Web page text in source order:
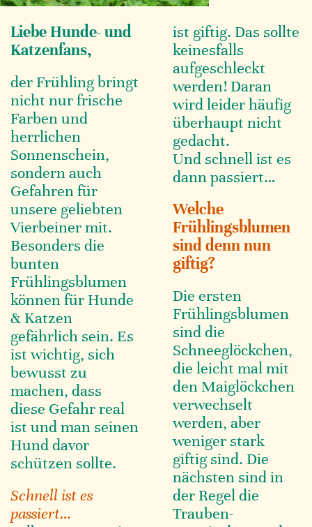
Liebe Hunde- und
Katzenfans,
der Frühling bringt
nicht nur frische
Farben und
herrlichen
Sonnenschein,
sondern auch
Gefahren für
unsere geliebten
Vierbeiner mit.
Besonders die
bunten
Frühlingsblumen
können für Hunde
& Katzen
gefährlich sein. Es
ist wichtig, sich
bewusst zu
machen, dass
diese Gefahr real
ist und man seinen
Hund davor
schützen sollte.
Schnell ist es
passiert…
ist giftig. Das sollte
keinesfalls
aufgeschleckt
werden! Daran
wird leider häufig
überhaupt nicht
gedacht.
Und schnell ist es
dann passiert…
Welche
Frühlingsblumen
sind denn nun
giftig?
Die ersten
Frühlingsblumen
sind die
Schneeglöckchen,
die leicht mal mit
den Maiglöckchen
verwechselt
werden, aber
weniger stark
giftig sind. Die
nächsten sind in
der Regel die
Trauben-